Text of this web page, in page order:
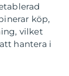
köp,
vilket
hantera i